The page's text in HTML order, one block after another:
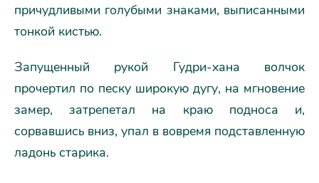
причудливыми голубыми знаками, выписанными
тонкой кистью.
Запущенный рукой Гудри-хана волчок
прочертил по песку широкую дугу, на мгновение
замер, затрепетал на краю подноса и,
сорвавшись вниз, упал в вовремя подставленную
ладонь старика.